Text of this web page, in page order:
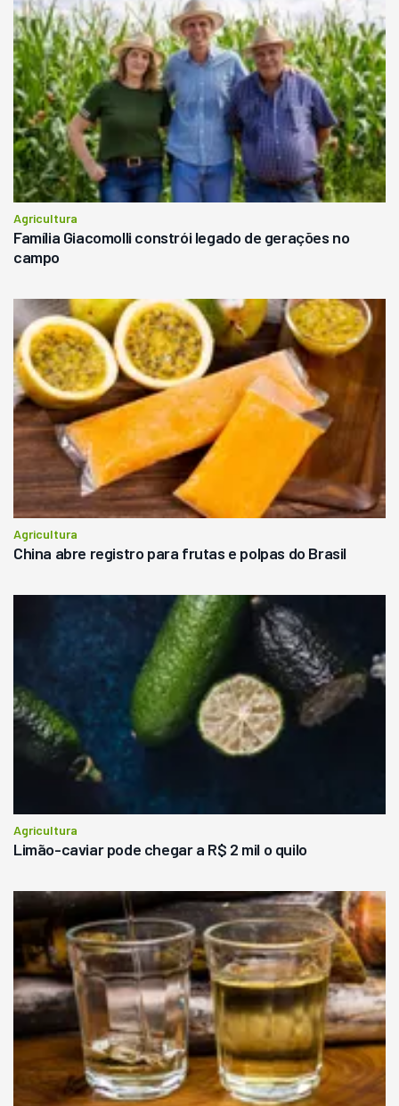
Agricultura
Família Giacomolli constrói legado de gerações no
campo
Agricultura
China abre registro para frutas e polpas do Brasil
Agricultura
Limão-caviar pode chegar a R$ 2 mil o quilo